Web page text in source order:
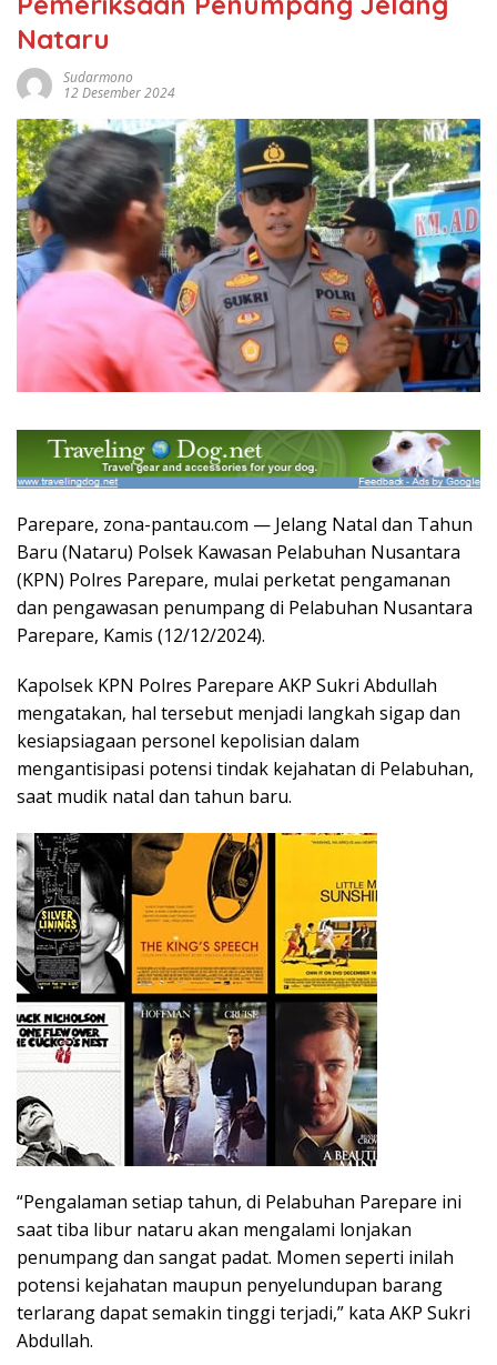
Nataru
Sudarmono
12 Desember 2024
Parepare, zona-pantau.com — Jelang Natal dan Tahun
Baru (Nataru) Polsek Kawasan Pelabuhan Nusantara
(KPN) Polres Parepare, mulai perketat pengamanan
dan pengawasan penumpang di Pelabuhan Nusantara
Parepare, Kamis (12/12/2024).
Kapolsek KPN Polres Parepare AKP Sukri Abdullah
mengatakan, hal tersebut menjadi langkah sigap dan
kesiapsiagaan personel kepolisian dalam
mengantisipasi potensi tindak kejahatan di Pelabuhan,
saat mudik natal dan tahun baru.
“Pengalaman setiap tahun, di Pelabuhan Parepare ini
saat tiba libur nataru akan mengalami lonjakan
penumpang dan sangat padat. Momen seperti inilah
potensi kejahatan maupun penyelundupan barang
terlarang dapat semakin tinggi terjadi,” kata AKP Sukri
Abdullah.